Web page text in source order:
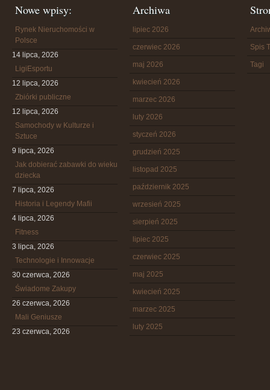
Nowe wpisy:
Rynek Nieruchomości w
Polsce
14 lipca, 2026
LigiEsportu
12 lipca, 2026
Zbiórki publiczne
12 lipca, 2026
Samochody w Kulturze i
Sztuce
9 lipca, 2026
Jak dobierać zabawki do wieku
dziecka
7 lipca, 2026
Historia i Legendy Mafii
4 lipca, 2026
Fitness
3 lipca, 2026
Technologie i Innowacje
30 czerwca, 2026
Świadome Zakupy
26 czerwca, 2026
Mali Geniusze
23 czerwca, 2026
Archiwa
lipiec 2026
czerwiec 2026
maj 2026
kwiecień 2026
marzec 2026
luty 2026
styczeń 2026
grudzień 2025
listopad 2025
październik 2025
wrzesień 2025
sierpień 2025
lipiec 2025
czerwiec 2025
maj 2025
kwiecień 2025
marzec 2025
luty 2025
Spis
Tagi